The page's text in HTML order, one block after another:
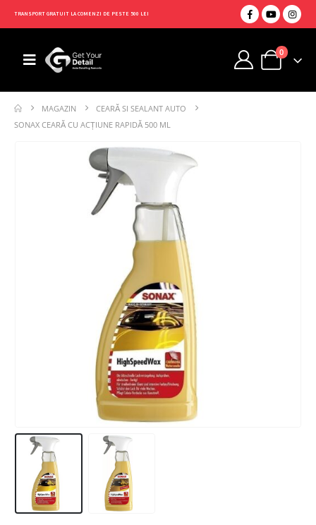
TRANSPORT GRATUIT LA COMENZI DE PESTE 500 LEI
0
MAGAZIN
CEARĂ SI SEALANT AUTO
SONAX CEARĂ CU ACȚIUNE RAPIDĂ 500 ML